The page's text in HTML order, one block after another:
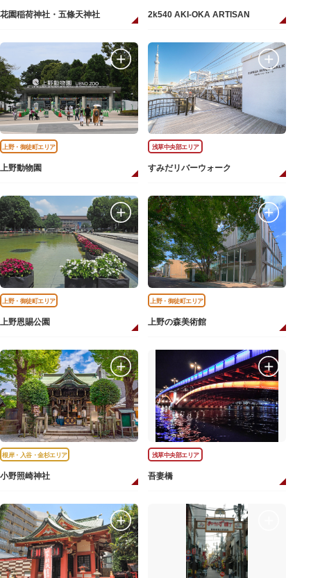
花園稲荷神社・五條天神社 2k540 AKI-OKA ARTISAN
上野・御徒町エリア
上野動物園
浅草中央部エリア
すみだリバーウォーク
上野・御徒町エリア
上野恩賜公園
上野・御徒町エリア
上野の森美術館
根岸・入谷・金杉エリア
小野照崎神社
浅草中央部エリア
吾妻橋